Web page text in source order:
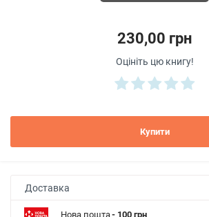
230,00 грн
Оцініть цю книгу!
Купити
Доставка
Нова пошта- 100 грн